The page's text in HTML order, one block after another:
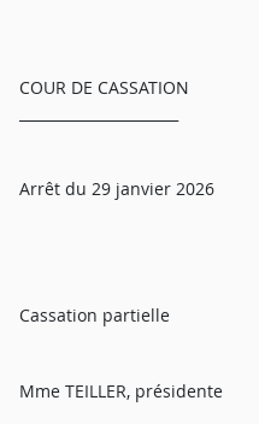
COUR DE CASSATION
Arrêt du 29 janvier 2026
Cassation partielle
Mme TEILLER, présidente